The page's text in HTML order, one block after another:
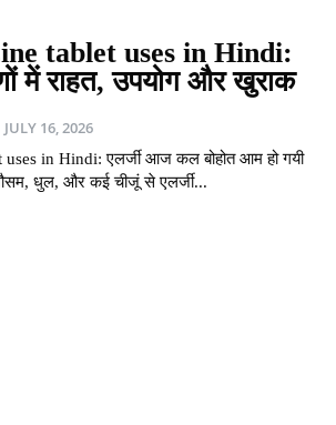
tablet uses in Hindi:
में राहत, उपयोग और खुराक
JULY 16, 2026
in Hindi: एलर्जी आज कल बोहोत आम हो गयी
धुल, और कई चीजूं से एलर्जी...